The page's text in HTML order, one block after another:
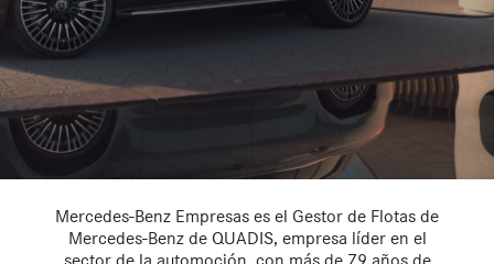
Mercedes-Benz Empresas es el Gestor de Flotas de
Mercedes-Benz de QUADIS, empresa líder en el